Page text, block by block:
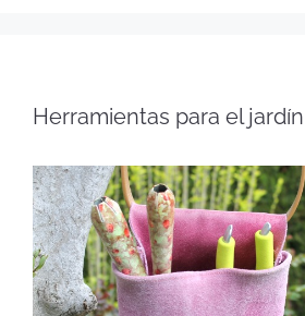
Herramientas para el jardín